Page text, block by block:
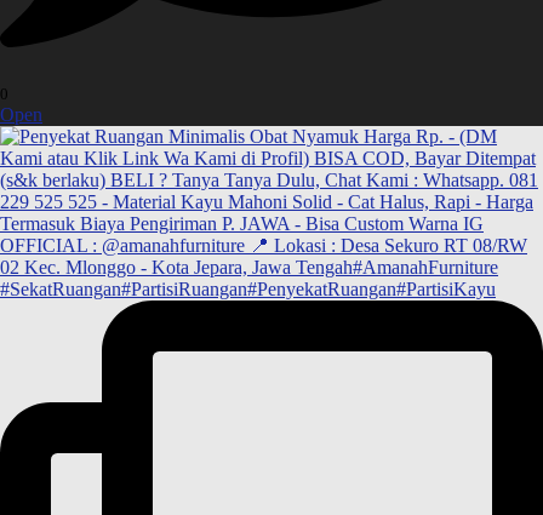
0
Open